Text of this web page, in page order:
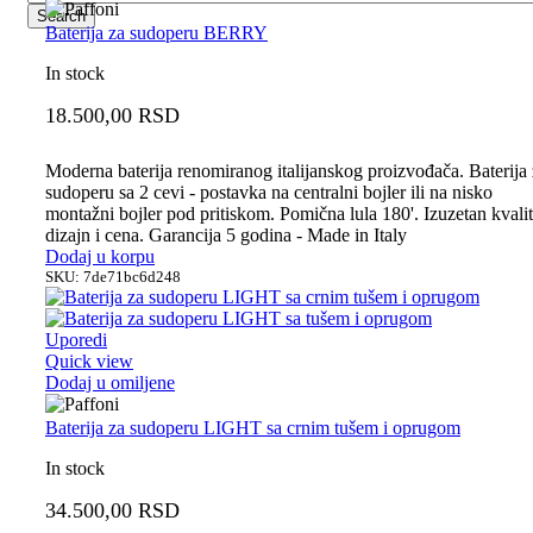
Search
Baterija za sudoperu BERRY
In stock
18.500,00 RSD
Moderna baterija renomiranog italijanskog proizvođača. Baterija
sudoperu sa 2 cevi - postavka na centralni bojler ili na nisko
montažni bojler pod pritiskom. Pomična lula 180'. Izuzetan
dizajn i cena. Garancija 5 godina - Made in Italy
Dodaj u korpu
SKU: 7de71bc6d248
Uporedi
Quick view
Dodaj u omiljene
Baterija za sudoperu LIGHT sa crnim tušem i oprugom
In stock
34.500,00 RSD